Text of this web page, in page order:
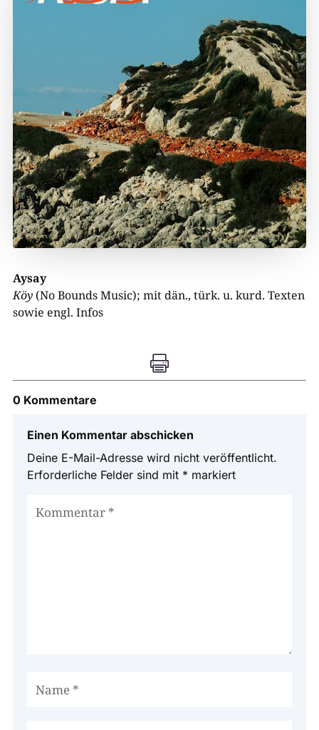
Aysay
Köy(No Bounds Music); mit dän., türk. u. kurd. Texten
sowie engl. Infos

0 Kommentare
Einen Kommentar abschicken
Deine E-Mail-Adresse wird nicht veröffentlicht.
Erforderliche Felder sind mit * markiert